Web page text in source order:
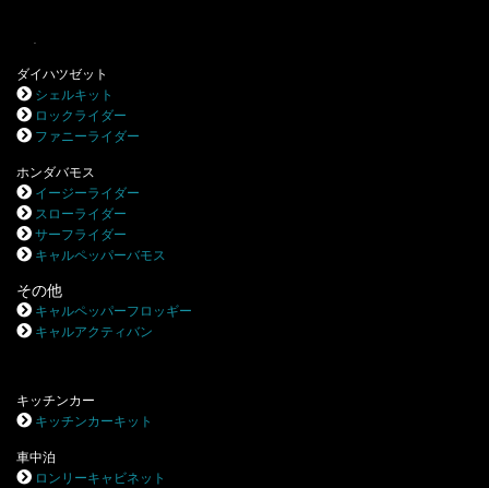
.
ダイハツゼット
シェルキット
ロックライダー
ファニーライダー
ホンダバモス
イージーライダー
スローライダー
サーフライダー
キャルペッパーバモス
その他
キャルペッパーフロッギー
キャルアクティバン
キッチンカー
キッチンカーキット
車中泊
ロンリーキャビネット